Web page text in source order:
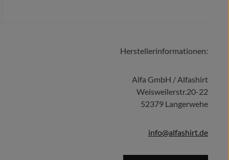
DetailsHerstellerinformationen:
Alfa GmbH / Alfashirt
Weisweilerstr.20-22
52379 Langerwehe
info@alfashirt.de